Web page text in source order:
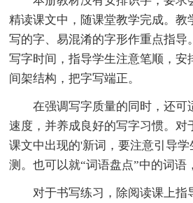
精读课文中，随课堂教学完成。教
写的字、易混淆的字形作重点指导
写字时间，指导学生注意笔顺，安
间架结构，把字写端正。
在强调写字质量的同时，还可
速度，并养成良好的写字习惯。对
课文中出现的'新词，要注意引导
测。也可以就“词语盘点”中的词语
对于书写练习，除阅读课上指